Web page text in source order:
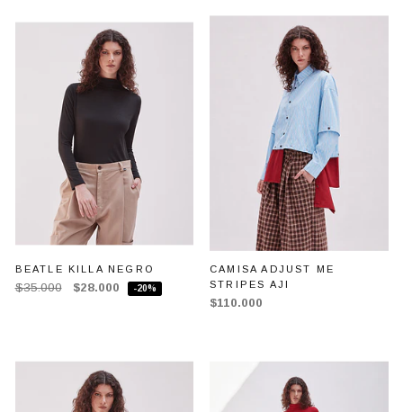
BEATLE KILLA NEGRO
$35.000 $28.000 -20%
CAMISA ADJUST ME
STRIPES AJI
$110.000